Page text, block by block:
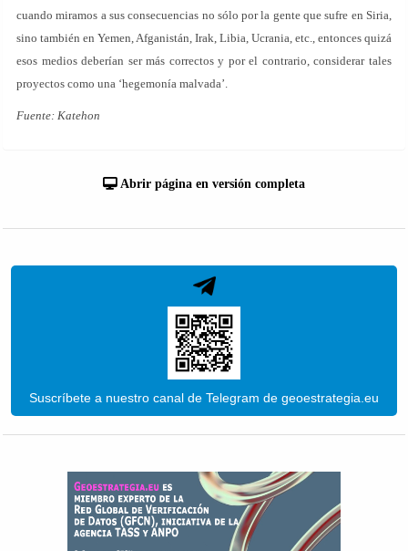
cuando miramos a sus consecuencias no sólo por la gente que sufre en Siria,
sino también en Yemen, Afganistán, Irak, Libia, Ucrania, etc., entonces quizá
esos medios deberían ser más correctos y por el contrario, considerar tales
proyectos como una ‘hegemonía malvada’.
Fuente: Katehon
Abrir página en versión completa
Suscríbete a nuestro canal de Telegram de geoestrategia.eu